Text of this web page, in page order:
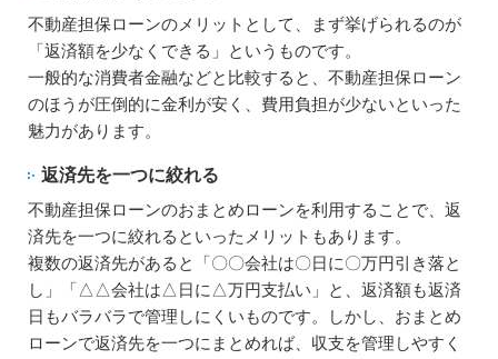
不動産担保ローンのメリットとして、まず挙げられるのが
「返済額を少なくできる」というものです。
一般的な消費者金融などと比較すると、不動産担保ローン
のほうが圧倒的に金利が安く、費用負担が少ないといった
魅力があります。
返済先を一つに絞れる
不動産担保ローンのおまとめローンを利用することで、返
済先を一つに絞れるといったメリットもあります。
複数の返済先があると「〇〇会社は〇日に〇万円引き落と
し」「△△会社は△日に△万円支払い」と、返済額も返済
日もバラバラで管理しにくいものです。しかし、おまとめ
ローンで返済先を一つにまとめれば、収支を管理しやすく